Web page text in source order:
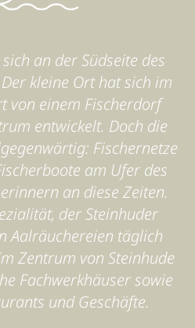
an der Südseite des
kleine Ort hat sich im
von einem Fischerdorf
entwickelt. Doch die
Fischernetze
am Ufer des
an diese Zeiten.
der Steinhuder
Aalräuchereien täglich
Zentrum von Steinhude
Fachwerkhäuser sowie
und Geschäfte.